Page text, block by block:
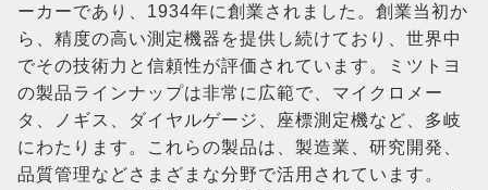
ーカーであり、1934年に創業されました。創業当初か
ら、精度の高い測定機器を提供し続けており、世界中
でその技術力と信頼性が評価されています。ミツトヨ
の製品ラインナップは非常に広範で、マイクロメー
タ、ノギス、ダイヤルゲージ、座標測定機など、多岐
にわたります。これらの製品は、製造業、研究開発、
品質管理などさまざまな分野で活用されています。